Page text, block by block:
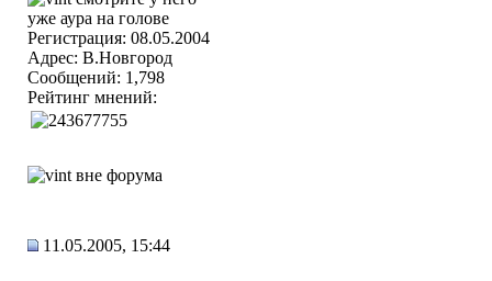
Регистрация: 08.05.2004
Адрес: В.Новгород
Сообщений: 1,798
Рейтинг мнений:
11.05.2005, 15:44